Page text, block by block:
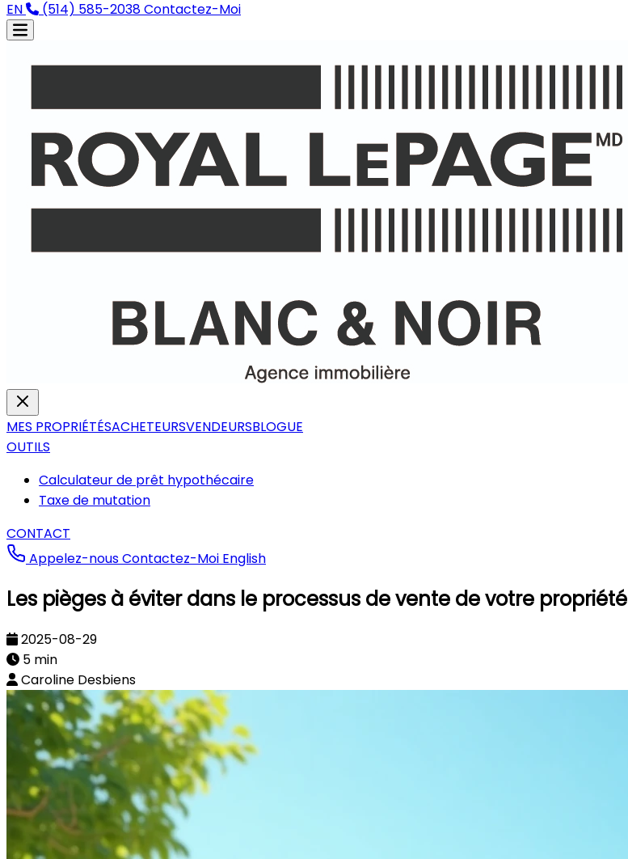
EN
(514) 585-2038Contactez-Moi
MES PROPRIÉTÉSACHETEURSVENDEURSBLOGUE
OUTILS
Calculateur de prêt hypothécaire
Taxe de mutation
CONTACT
Appelez-nousContactez-Moi English
Les pièges à éviter dans le processus de vente de votre propriété
2025-08-29
5 min
Caroline Desbiens